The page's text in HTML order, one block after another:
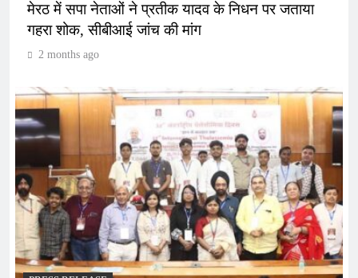
मेरठ में सपा नेताओं ने प्रतीक यादव के निधन पर जताया
गहरा शोक, सीबीआई जांच की मांग
2 months ago